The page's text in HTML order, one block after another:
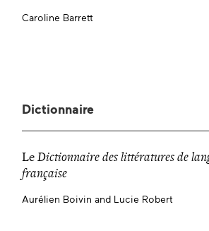
Caroline Barrett
Dictionnaire
LeDictionnaire des littératures de
française
Aurélien Boivin and Lucie Robert